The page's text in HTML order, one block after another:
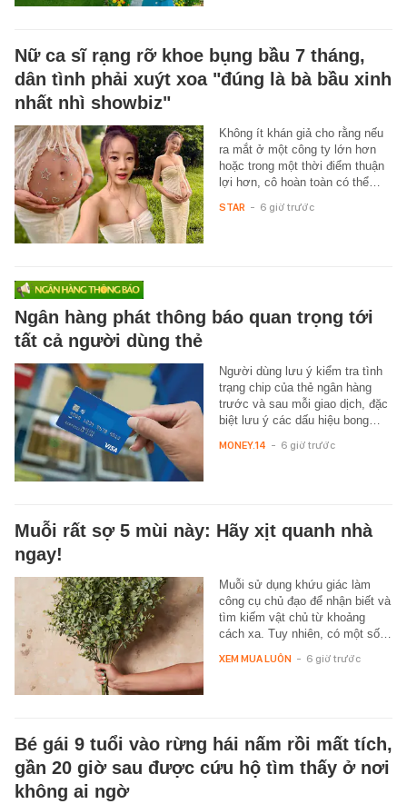
Nữ ca sĩ rạng rỡ khoe bụng bầu 7 tháng,
dân tình phải xuýt xoa "đúng là bà bầu xinh
nhất nhì showbiz"
Không ít khán giả cho rằng nếu
ra mắt ở một công ty lớn hơn
hoặc trong một thời điểm thuận
lợi hơn, cô hoàn toàn có thể…
STAR - 6 giờ trước
Ngân hàng phát thông báo quan trọng tới
tất cả người dùng thẻ
Người dùng lưu ý kiểm tra tình
trạng chip của thẻ ngân hàng
trước và sau mỗi giao dịch, đặc
biệt lưu ý các dấu hiệu bong…
MONEY.14 - 6 giờ trước
Muỗi rất sợ 5 mùi này: Hãy xịt quanh nhà
ngay!
Muỗi sử dụng khứu giác làm
công cụ chủ đạo để nhận biết và
tìm kiếm vật chủ từ khoảng
cách xa. Tuy nhiên, có một số…
XEM MUA LUÔN - 6 giờ trước
Bé gái 9 tuổi vào rừng hái nấm rồi mất tích,
gần 20 giờ sau được cứu hộ tìm thấy ở nơi
không ai ngờ